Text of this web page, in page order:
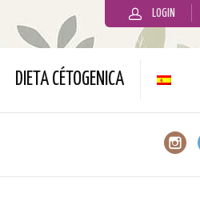
LOGIN
DIETA CÉTOGENICA